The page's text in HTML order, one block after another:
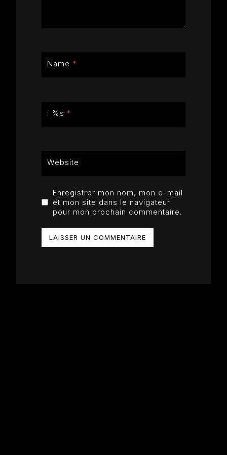
Name *
: %s *
Website
Enregistrer mon nom, mon e-mail
et mon site dans le navigateur
pour mon prochain commentaire.